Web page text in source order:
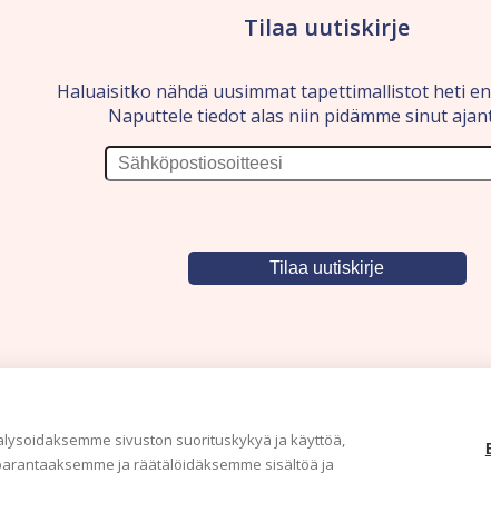
sivuston suorituskykyä ja käyttöä,
ja räätälöidäksemme sisältöä ja
Tilaa uutiskirje
Haluaisitko nähdä uusimmat tapettimallistot heti
Naputtele tiedot alas niin pidämme sinut